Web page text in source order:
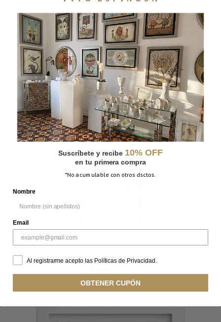
SIRENA – SALE
Suscríbete y recibe 10% OFF
en tu primera compra
*No acumulable con otros dsctos.
Nombre
Email
Al registrarme acepto las Políticas de Privacidad.
OBTENER CUPÓN